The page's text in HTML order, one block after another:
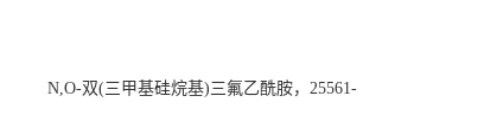
N,O-双(三甲基硅烷基)三氟乙酰胺，25561-